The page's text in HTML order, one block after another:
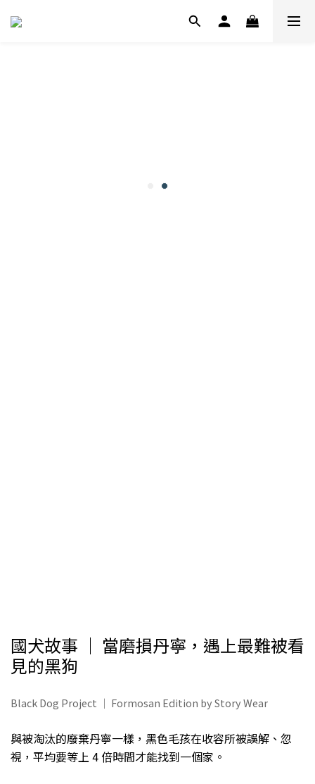
國犬故事 ｜ 當磨損丹寧，遇上最難被看
見的黑狗
Black Dog Project ｜ Formosan Edition by Story Wear
與被淘汰的廢棄丹寧一樣，黑色毛孩在收容所被誤解、忽
視，平均要等上 4 倍時間才能找到一個家。